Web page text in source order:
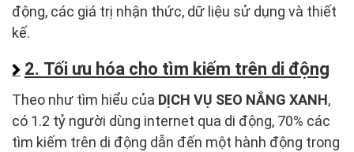
động, các giá trị nhận thức, dữ liệu sử dụng và thiết
kế.
2. Tối ưu hóa cho tìm kiếm trên di động
Theo như tìm hiểu của DỊCH VỤ SEO NẮNG XANH,
có 1.2 tỷ người dùng internet qua di động, 70% các
tìm kiếm trên di động dẫn đến một hành động trong